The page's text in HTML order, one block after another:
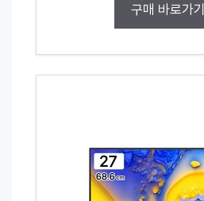
구매 바로가기